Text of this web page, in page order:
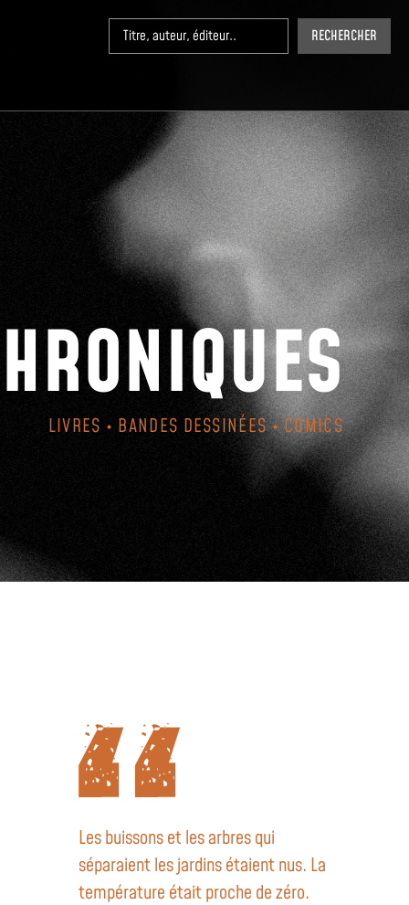
RECHERCHER
LIVRES • BANDES DESSINÉES • COMICS
Les buissons et les arbres qui
séparaient les jardins étaient nus. La
température était proche de zéro.